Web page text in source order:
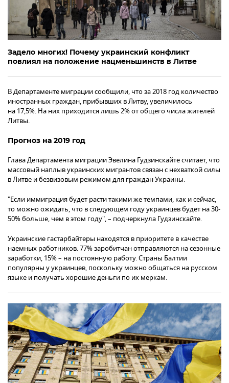
Задело многих! Почему украинский конфликт
повлиял на положение нацменьшинств в Литве
В Департаменте миграции сообщили, что за 2018 год количество
иностранных граждан, прибывших в Литву, увеличилось
на 17,5%. На них приходится лишь 2% от общего числа жителей
Литвы.
Прогноз на 2019 год
Глава Департамента миграции Эвелина Гудзинскайте считает, что
массовый наплыв украинских мигрантов связан с нехваткой силы
в Литве и безвизовым режимом для граждан Украины.
"Если иммиграция будет расти такими же темпами, как и сейчас,
то можно ожидать, что в следующем году украинцев будет на 30-
50% больше, чем в этом году", – подчеркнула Гудзинскайте.
Украинские гастарбайтеры находятся в приоритете в качестве
наемных работников. 77% заробитчан отправляются на сезонные
заработки, 15% – на постоянную работу. Страны Балтии
популярны у украинцев, поскольку можно общаться на русском
языке и получать хорошие деньги по их меркам.